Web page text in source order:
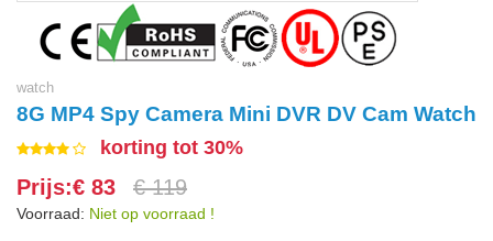
watch
8G MP4 Spy Camera Mini DVR DV Cam Watch
korting tot 30%
Prijs:€ 83 € 119
Voorraad: Niet op voorraad !